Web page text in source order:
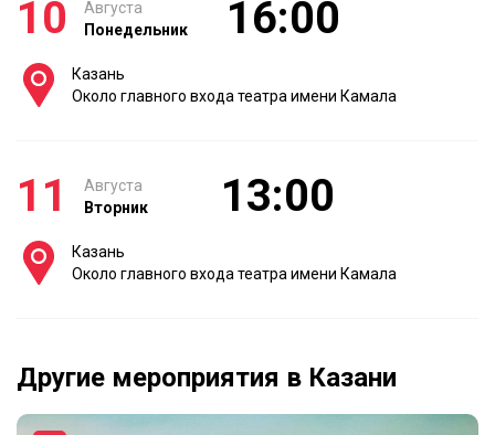
10
Августа
Понедельник
16:00
Казань
Около главного входа театра имени Камала
11
Августа
Вторник
13:00
Казань
Около главного входа театра имени Камала
Другие мероприятия в Казани